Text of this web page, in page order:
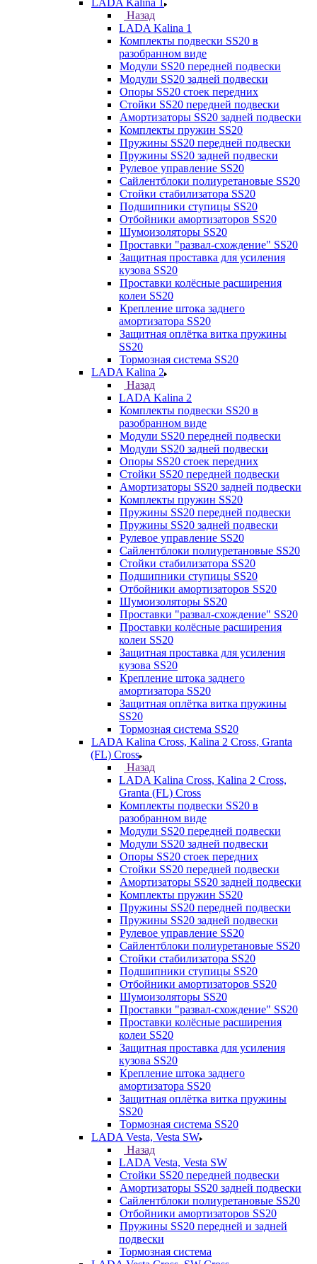
LADA Kalina 1
Назад
LADA Kalina 1
Комплекты подвески SS20 в
разобранном виде
Модули SS20 передней подвески
Модули SS20 задней подвески
Опоры SS20 стоек передних
Стойки SS20 передней подвески
Амортизаторы SS20 задней подвески
Комплекты пружин SS20
Пружины SS20 передней подвески
Пружины SS20 задней подвески
Рулевое управление SS20
Сайлентблоки полиуретановые SS20
Стойки стабилизатора SS20
Подшипники ступицы SS20
Отбойники амортизаторов SS20
Шумоизоляторы SS20
Проставки "развал-схождение" SS20
Защитная проставка для усиления
кузова SS20
Проставки колёсные расширения
колеи SS20
Крепление штока заднего
амортизатора SS20
Защитная оплётка витка пружины
SS20
Тормозная система SS20
LADA Kalina 2
Назад
LADA Kalina 2
Комплекты подвески SS20 в
разобранном виде
Модули SS20 передней подвески
Модули SS20 задней подвески
Опоры SS20 стоек передних
Стойки SS20 передней подвески
Амортизаторы SS20 задней подвески
Комплекты пружин SS20
Пружины SS20 передней подвески
Пружины SS20 задней подвески
Рулевое управление SS20
Сайлентблоки полиуретановые SS20
Стойки стабилизатора SS20
Подшипники ступицы SS20
Отбойники амортизаторов SS20
Шумоизоляторы SS20
Проставки "развал-схождение" SS20
Проставки колёсные расширения
колеи SS20
Защитная проставка для усиления
кузова SS20
Крепление штока заднего
амортизатора SS20
Защитная оплётка витка пружины
SS20
Тормозная система SS20
LADA Kalina Cross, Kalina 2 Cross, Granta
(FL) Cross
Назад
LADA Kalina Cross, Kalina 2 Cross,
Granta (FL) Cross
Комплекты подвески SS20 в
разобранном виде
Модули SS20 передней подвески
Модули SS20 задней подвески
Опоры SS20 стоек передних
Стойки SS20 передней подвески
Амортизаторы SS20 задней подвески
Комплекты пружин SS20
Пружины SS20 передней подвески
Пружины SS20 задней подвески
Рулевое управление SS20
Сайлентблоки полиуретановые SS20
Стойки стабилизатора SS20
Подшипники ступицы SS20
Отбойники амортизаторов SS20
Шумоизоляторы SS20
Проставки "развал-схождение" SS20
Проставки колёсные расширения
колеи SS20
Защитная проставка для усиления
кузова SS20
Крепление штока заднего
амортизатора SS20
Защитная оплётка витка пружины
SS20
Тормозная система SS20
LADA Vesta, Vesta SW
Назад
LADA Vesta, Vesta SW
Стойки SS20 передней подвески
Амортизаторы SS20 задней подвески
Сайлентблоки полиуретановые SS20
Отбойники амортизаторов SS20
Пружины SS20 передней и задней
подвески
Тормозная система